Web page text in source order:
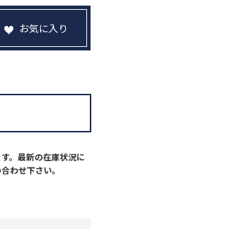
お気に入り
。最新の在庫状況に
わせ下さい。